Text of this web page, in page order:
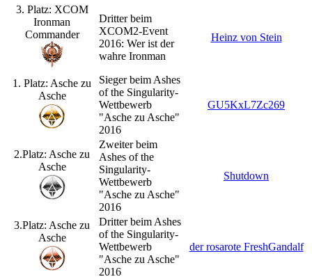
3. Platz: XCOM
Ironman
Commander
Dritter beim
XCOM2-Event
2016: Wer ist der
wahre Ironman
Heinz von Stein
1. Platz: Asche zu
Asche
Sieger beim Ashes
of the Singularity-
Wettbewerb
"Asche zu Asche"
2016
GU5KxL7Zc269
2.Platz: Asche zu
Asche
Zweiter beim
Ashes of the
Singularity-
Wettbewerb
"Asche zu Asche"
2016
Shutdown
3.Platz: Asche zu
Asche
Dritter beim Ashes
of the Singularity-
Wettbewerb
"Asche zu Asche"
2016
der rosarote FreshGandalf